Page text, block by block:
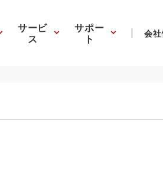
サービ
ス
サポー
ト 会